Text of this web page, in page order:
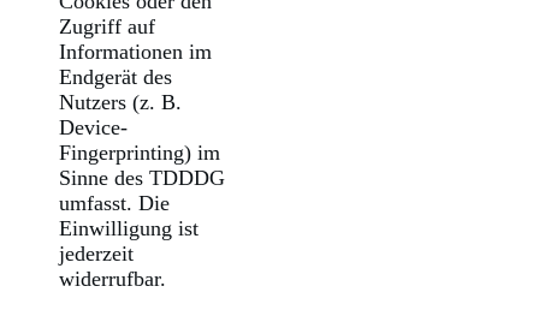
Zugriff auf
Informationen im
Endgerät des
Nutzers (z. B.
Device-
Fingerprinting) im
Sinne des TDDDG
umfasst. Die
Einwilligung ist
jederzeit
widerrufbar.